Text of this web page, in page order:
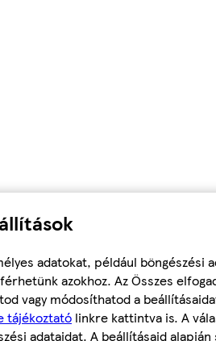
adatokat, például böngészési
azokhoz. Az Összes
vagy módosíthatod a
tájékoztató linkre kattintva is. A
adataidat. A beállításaid